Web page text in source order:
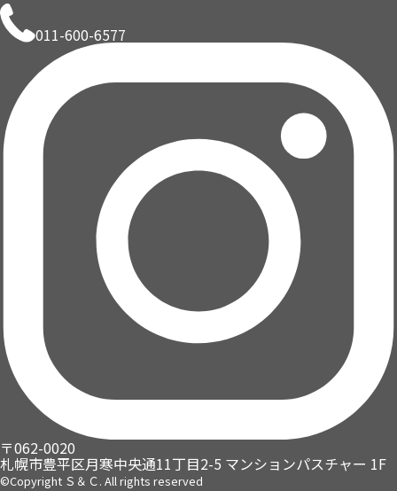
011-600-6577
〒062-0020
札幌市豊平区月寒中央通11丁目2-5 マンションパスチャー 1F
©Copyright Ｓ＆Ｃ. All rights reserved